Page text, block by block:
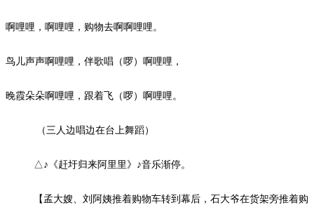
啊哩哩，啊哩哩， 购物去啊啊哩哩。
鸟儿声声啊哩哩，伴歌唱（啰）啊哩哩，
晚霞朵朵啊哩哩，跟着飞（啰）啊哩哩。
（三人边唱边在台上舞蹈）
△♪《赶圩归来阿里里》♪音乐渐停。
【孟大嫂、刘阿姨推着购物车转到幕后，石大爷在货架旁推着购